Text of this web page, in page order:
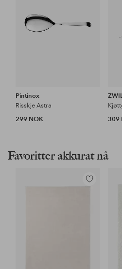
Pintinox
Risskje Astra
299 NOK
309
Favoritter akkurat nå
Legg